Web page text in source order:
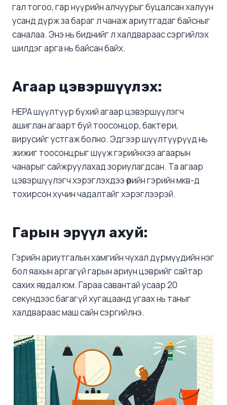
гал тогоо, гар нүүрийн алчуурыг буцалсан халуун
усанд дүрж за бараг л чанаж ариутгадаг байсныг
саналаа. Энэ нь биднийг л халдвараас сэргийлэх
шилдэг арга нь байсан байх.
Агаар цэвэршүүлэх:
HEPA шүүлтүүр бүхий агаар цэвэршүүлэгч
ашиглан агаарт буй тоосонцор, бактери,
вирусийг устгаж болно. Эдгээр шүүлтүүрүүд нь
жижиг тоосонцрыг шүүж гэрийнхээ агаарын
чанарыг сайжруулахад зориулагдсан. Та агаар
цэвэршүүлэгч хэрэглэхдээ өөрийн гэрийн мкв-д
тохирсон хүчин чадалтайг хэрэглээрэй.
Гарын эрүүл ахуй:
Гэрийн ариутгалын хамгийн чухал дүрмүүдийн нэг
бол яахын аргагүй гарын ариун цэврийг сайтар
сахих явдал юм. Гараа савантай усаар 20
секундээс багагүй хугацаанд угаах нь таныг
халдвараас маш сайн сэргийлнэ.